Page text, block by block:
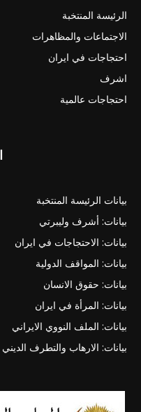
الرئيسة المنتخبة
الاجتماعات والمظاهرات
احتجاجات في ايران
اشرف
احتجاجات عالمية
بيانات الرئيسة المنتخبة
بيانات: أشرف وليبرتي
بيانات: الاحتجاجات في ايران
بيانات: المواقف الدولية
بيانات: حقوق الانسان
بيانات: المرأة في ايران
بيانات: الملف النووي الايراني
بيانات: الارهاب والتطرف الديني